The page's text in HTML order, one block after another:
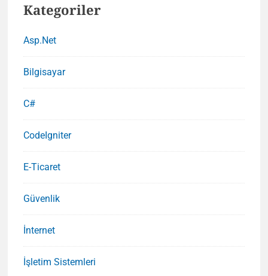
Kategoriler
Asp.Net
Bilgisayar
C#
CodeIgniter
E-Ticaret
Güvenlik
İnternet
İşletim Sistemleri